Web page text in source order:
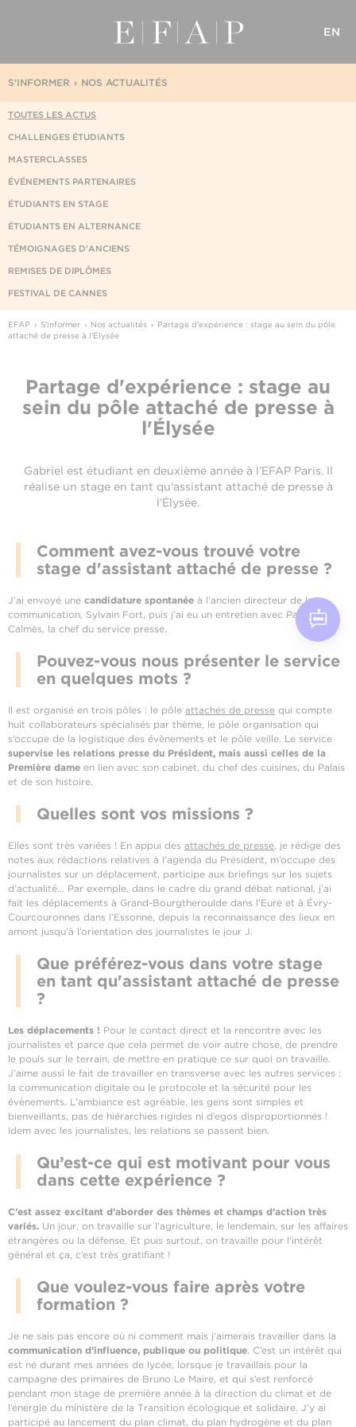
EN
NOS ACTUALITÉS
S'INFORMER
TOUTES LES ACTUS
CHALLENGES ÉTUDIANTS
MASTERCLASSES
ÉVÉNEMENTS PARTENAIRES
ÉTUDIANTS EN STAGE
ÉTUDIANTS EN ALTERNANCE
TÉMOIGNAGES D'ANCIENS
REMISES DE DIPLÔMES
FESTIVAL DE CANNES
EFAP S'informer Nos actualités
Partage d'expérience : stage au sein du pôle
attaché de presse à l'Élysée
Partage d'expérience : stage au
sein du pôle attaché de presse à
l'Élysée
Gabriel est étudiant en deuxième année à l’EFAP Paris. Il
réalise un stage en tant qu'assistant attaché de presse à
l’Élysée.
Comment avez-vous trouvé votre
stage d'assistant attaché de presse ?
J’ai envoyé une candidature spontanée à l’ancien directeur de la
communication, Sylvain Fort, puis j’ai eu un entretien avec Pauline
Calmès, la chef du service presse.
Pouvez-vous nous présenter le service
en quelques mots ?
Il est organisé en trois pôles : le pôle attachés de presse qui compte
huit collaborateurs spécialisés par thème, le pôle organisation qui
s’occupe de la logistique des évènements et le pôle veille. Le service
supervise les relations presse du Président, mais aussi celles de la
Première dame en lien avec son cabinet, du chef des cuisines, du Palais
et de son histoire.
Quelles sont vos missions ?
Elles sont très variées ! En appui des attachés de presse, je rédige des
notes aux rédactions relatives à l’agenda du Président, m’occupe des
journalistes sur un déplacement, participe aux briefings sur les sujets
d’actualité... Par exemple, dans le cadre du grand débat national, j’ai
fait les déplacements à Grand-Bourgtheroulde dans l’Eure et à Évry-
Courcouronnes dans l’Essonne, depuis la reconnaissance des lieux en
amont jusqu’à l’orientation des journalistes le jour J.
Que préférez-vous dans votre stage
en tant qu'assistant attaché de presse
?
Les déplacements ! Pour le contact direct et la rencontre avec les
journalistes et parce que cela permet de voir autre chose, de prendre
le pouls sur le terrain, de mettre en pratique ce sur quoi on travaille.
J’aime aussi le fait de travailler en transverse avec les autres services :
la communication digitale ou le protocole et la sécurité pour les
évènements. L’ambiance est agréable, les gens sont simples et
bienveillants, pas de hiérarchies rigides ni d’egos disproportionnés !
Idem avec les journalistes, les relations se passent bien.
Qu’est-ce qui est motivant pour vous
dans cette expérience ?
C’est assez excitant d’aborder des thèmes et champs d’action très
variés. Un jour, on travaille sur l’agriculture, le lendemain, sur les affaires
étrangères ou la défense. Et puis surtout, on travaille pour l’intérêt
général et ça, c’est très gratifiant !
Que voulez-vous faire après votre
formation ?
Je ne sais pas encore où ni comment mais j’aimerais travailler dans la
communication d’influence, publique ou politique. C’est un intérêt qui
est né durant mes années de lycée, lorsque je travaillais pour la
campagne des primaires de Bruno Le Maire, et qui s’est renforcé
pendant mon stage de première année à la direction du climat et de
l’énergie du ministère de la Transition écologique et solidaire. J’y ai
participé au lancement du plan climat, du plan hydrogène et du plan